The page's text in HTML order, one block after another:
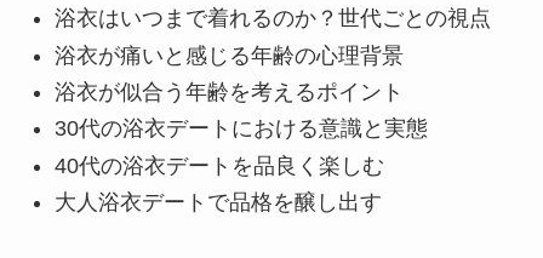
浴衣はいつまで着れるのか？世代ごとの視点
浴衣が痛いと感じる年齢の心理背景
浴衣が似合う年齢を考えるポイント
30代の浴衣デートにおける意識と実態
40代の浴衣デートを品良く楽しむ
大人浴衣デートで品格を醸し出す